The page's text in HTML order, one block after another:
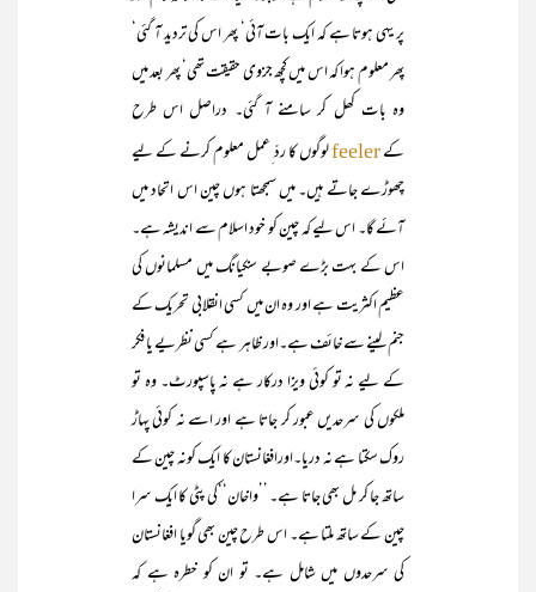
پر یہی ہوتا ہے کہ ایک بات آئی‘ پھر اس کی تردید آ گئی‘
پھر معلوم ہوا کہ اس میں کچھ جزوی حقیقت تھی‘ پھر بعد میں
وہ بات کھل کر سامنے آ گئی۔ دراصل اس طرح
کےfeelerلوگوں کا ردّ ِعمل معلوم کرنے کے لیے
چھوڑے جاتے ہیں۔ میں سمجھتا ہوں چین اس اتحاد میں
آئے گا۔ اس لیے کہ چین کو خود اسلام سے اندیشہ ہے۔
اس کے بہت بڑے صوبے سنکیانگ میں مسلمانوں کی
عظیم اکثریت ہے اور وہ ان میں کسی انقلابی تحریک کے
جنم لینے سے خائف ہے۔اور ظاہر ہے کسی نظریے یا فکر
کے لیے نہ تو کوئی ویزا درکار ہے نہ پاسپورٹ۔ وہ تو
ملکوں کی سرحدیں عبور کر جاتا ہے اور اسے نہ کوئی پہاڑ
روک سکتا ہے نہ دریا۔اورافغانستان کا ایک کونہ چین کے
ساتھ جا کر مل بھی جاتا ہے۔ ’’واخان‘‘کی پٹی کا ایک سرا
چین کے ساتھ ملتا ہے۔ اس طرح چین بھی گویا افغانستان
کی سرحدوں میں شامل ہے۔ تو ان کو خطرہ ہے کہ